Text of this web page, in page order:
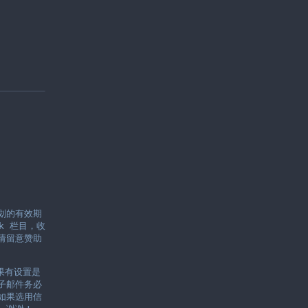
的有效期
栏目，收
留意赞助
设置是
邮件务必
果选用信